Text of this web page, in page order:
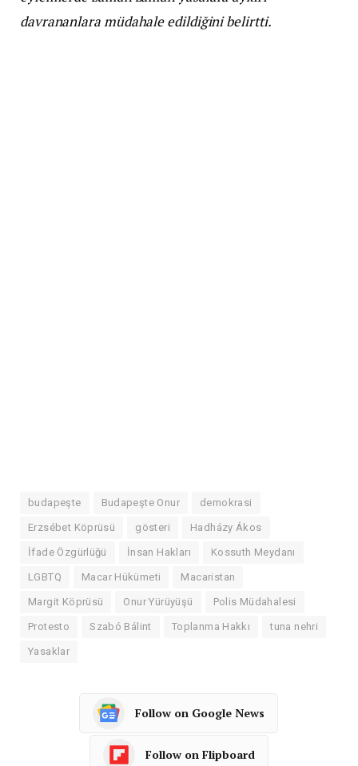
davrananlara müdahale edildiğini belirtti.
budapeşte Budapeşte Onur demokrasi
Erzsébet Köprüsü gösteri Hadházy Ákos
İfade Özgürlüğü İnsan Hakları Kossuth Meydanı
LGBTQ Macar Hükümeti Macaristan
Margit Köprüsü Onur Yürüyüşü Polis Müdahalesi
Protesto Szabó Bálint Toplanma Hakkı tuna nehri
Yasaklar
Follow on Google News
Follow on Flipboard